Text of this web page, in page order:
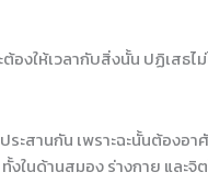
ต้องให้เวลากับสิ่งนั้น ปฏิเส
สานกัน เพราะฉะนั้นต้องอ
ในด้านสมอง ร่างกาย และจิ